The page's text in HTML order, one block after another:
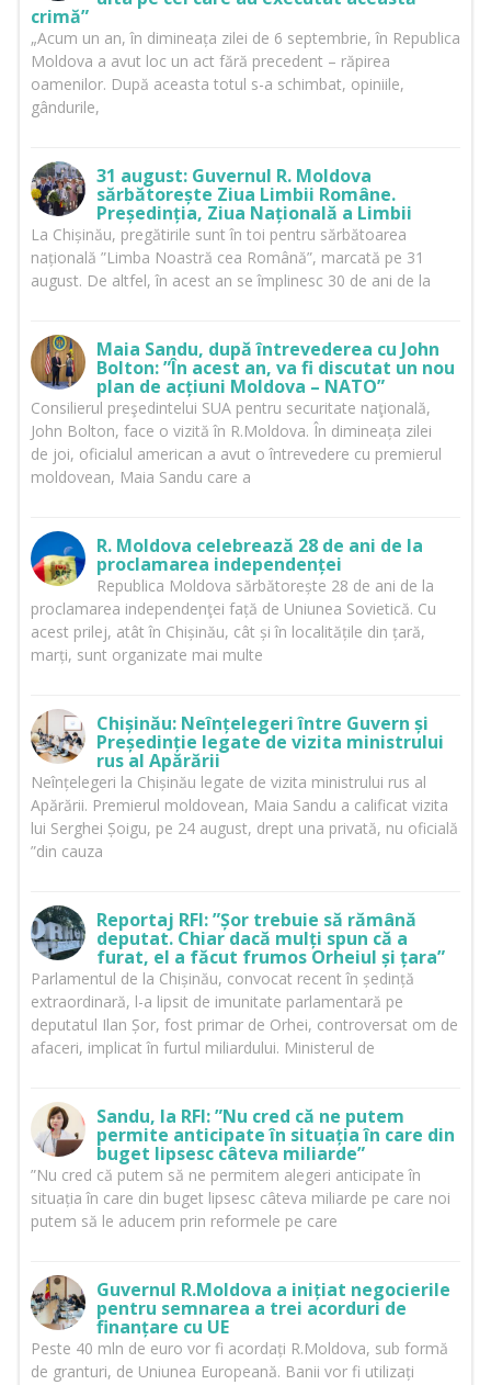
crimă”
„Acum un an, în dimineața zilei de 6 septembrie, în Republica
Moldova a avut loc un act fără precedent – răpirea
oamenilor. După aceasta totul s-a schimbat, opiniile,
gândurile,
31 august: Guvernul R. Moldova
sărbătorește Ziua Limbii Române.
Președinția, Ziua Națională a Limbii
La Chișinău, pregătirile sunt în toi pentru sărbătoarea
națională ”Limba Noastră cea Română”, marcată pe 31
august. De altfel, în acest an se împlinesc 30 de ani de la
Maia Sandu, după întrevederea cu John
Bolton: ”În acest an, va fi discutat un nou
plan de acțiuni Moldova – NATO”
Consilierul preşedintelui SUA pentru securitate naţională,
John Bolton, face o vizită în R.Moldova. În dimineața zilei
de joi, oficialul american a avut o întrevedere cu premierul
moldovean, Maia Sandu care a
R. Moldova celebrează 28 de ani de la
proclamarea independenței
Republica Moldova sărbătorește 28 de ani de la
proclamarea independenţei față de Uniunea Sovietică. Cu
acest prilej, atât în Chișinău, cât și în localitățile din țară,
marți, sunt organizate mai multe
Chișinău: Neînțelegeri între Guvern și
Președinție legate de vizita ministrului
rus al Apărării
Neînțelegeri la Chișinău legate de vizita ministrului rus al
Apărării. Premierul moldovean, Maia Sandu a calificat vizita
lui Serghei Șoigu, pe 24 august, drept una privată, nu oficială
”din cauza
Reportaj RFI: ”Șor trebuie să rămână
deputat. Chiar dacă mulți spun că a
furat, el a făcut frumos Orheiul și țara”
Parlamentul de la Chișinău, convocat recent în ședință
extraordinară, l-a lipsit de imunitate parlamentară pe
deputatul Ilan Șor, fost primar de Orhei, controversat om de
afaceri, implicat în furtul miliardului. Ministerul de
Sandu, la RFI: ”Nu cred că ne putem
permite anticipate în situația în care din
buget lipsesc câteva miliarde”
”Nu cred că putem să ne permitem alegeri anticipate în
situația în care din buget lipsesc câteva miliarde pe care noi
putem să le aducem prin reformele pe care
Guvernul R.Moldova a inițiat negocierile
pentru semnarea a trei acorduri de
finanțare cu UE
Peste 40 mln de euro vor fi acordați R.Moldova, sub formă
de granturi, de Uniunea Europeană. Banii vor fi utilizați